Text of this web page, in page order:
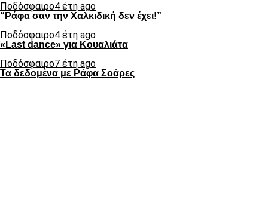
Ποδόσφαιρο4 έτη ago
“Ράφα σαν την Χαλκιδική δεν έχει!”
Ποδόσφαιρο4 έτη ago
«Last dance» για Κουαλιάτα
Ποδόσφαιρο7 έτη ago
Τα δεδομένα με Ράφα Σοάρες